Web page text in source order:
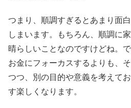
つまり、順調すぎるとあまり面
しまいます。もちろん、順調に
晴らしいことなのですけどね。
お金にフォーカスするよりも、
つつ、別の目的や意義を考えて
す楽しくなります。